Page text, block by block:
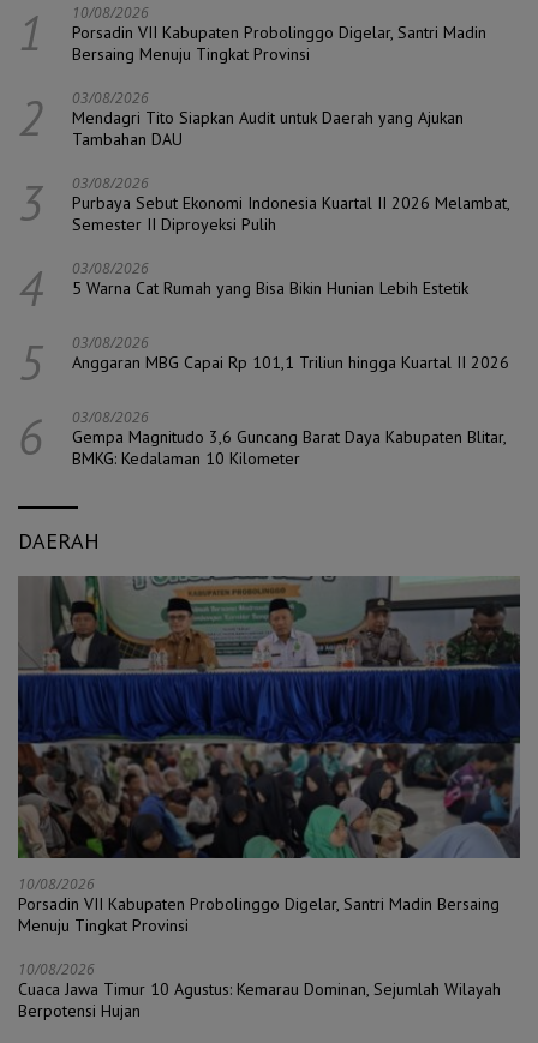
1 10/08/2026
Porsadin VII Kabupaten Probolinggo Digelar, Santri Madin
Bersaing Menuju Tingkat Provinsi
2 03/08/2026
Mendagri Tito Siapkan Audit untuk Daerah yang Ajukan
Tambahan DAU
3 03/08/2026
Purbaya Sebut Ekonomi Indonesia Kuartal II 2026 Melambat,
Semester II Diproyeksi Pulih
4 03/08/2026
5 Warna Cat Rumah yang Bisa Bikin Hunian Lebih Estetik
5 03/08/2026
Anggaran MBG Capai Rp 101,1 Triliun hingga Kuartal II 2026
6 03/08/2026
Gempa Magnitudo 3,6 Guncang Barat Daya Kabupaten Blitar,
BMKG: Kedalaman 10 Kilometer
DAERAH
10/08/2026
Porsadin VII Kabupaten Probolinggo Digelar, Santri Madin Bersaing
Menuju Tingkat Provinsi
10/08/2026
Cuaca Jawa Timur 10 Agustus: Kemarau Dominan, Sejumlah Wilayah
Berpotensi Hujan